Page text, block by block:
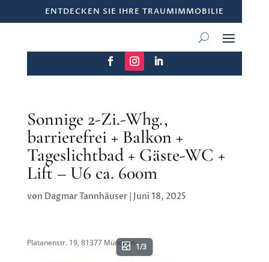
ENTDECKEN SIE IHRE TRAUMIMMOBILIE
Sonnige 2-Zi.-Whg.,
barrierefrei + Balkon +
Tageslichtbad + Gäste-WC +
Lift – U6 ca. 600m
von Dagmar Tannhäuser| Juni 18, 2025
Platanenstr. 19, 81377 München1/3